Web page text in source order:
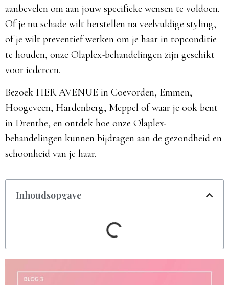
aanbevelen om aan jouw specifieke wensen te voldoen.
Of je nu schade wilt herstellen na veelvuldige styling,
of je wilt preventief werken om je haar in topconditie
te houden, onze Olaplex-behandelingen zijn geschikt
voor iedereen.
Bezoek HER AVENUE in Coevorden, Emmen,
Hoogeveen, Hardenberg, Meppel of waar je ook bent
in Drenthe, en ontdek hoe onze Olaplex-
behandelingen kunnen bijdragen aan de gezondheid en
schoonheid van je haar.
Inhoudsopgave